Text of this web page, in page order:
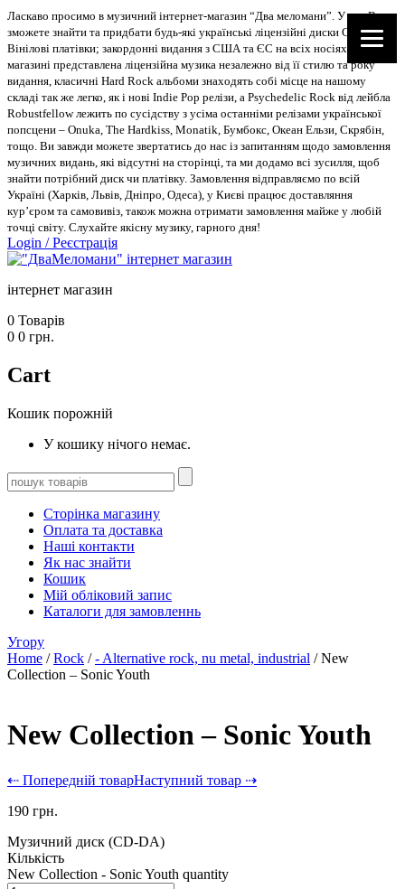
Ласкаво просимо в музичний інтернет-магазин “Два меломани”. У нас Ви
зможете знайти та придбати будь-які українські ліцензійні диски CD, DVD,
Вінілові платівки; закордонні видання з США та ЄС на всіх носіях. В
магазині представлена ліцензійна музика незалежно від її стилю та року
видання, класичні Hard Rock альбоми знаходять собі місце на нашому
складі так же легко, як і нові Indie Pop релізи, а Psychedelic Rock від лейбла
Robustfellow лежить по сусідству з усіма останніми релізами української
попсцени – Onuka, The Hardkiss, Monatik, Бумбокс, Океан Ельзи, Скрябін,
тощо. Ви завжди можете звертатись до нас із запитанням щодо замовлення
музичних видань, які відсутні на сторінці, та ми додамо всі зусилля, щоб
знайти потрібний диск чи платівку. Замовлення відправляємо по всій
Україні (Харків, Львів, Дніпро, Одеса), у Києві працює доставляння
кур’єром та самовивіз, також можна отримати замовлення майже у любій
точці світу. Слухайте якісну музику, гарного дня!
Login /Реєстрація
інтернет магазин
0 Товарів
0 0 грн.
Cart
Кошик порожній
У кошику нічого немає.
Сторінка магазину
Оплата та доставка
Наші контакти
Як нас знайти
Кошик
Мій обліковий запис
Каталоги для замовленнь
Угору
Home /Rock /- Alternative rock, nu metal, industrial / New
Collection – Sonic Youth
New Collection – Sonic Youth
⇠ Попередній товарНаступний товар ⇢
190 грн.
Музичний диск (CD-DA)
Кількість
New Collection - Sonic Youth quantity